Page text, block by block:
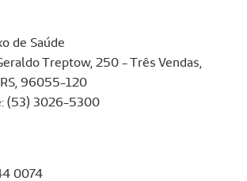
de Saúde
Treptow, 250 - Três Vendas,
96055-120
(53) 3026-5300
0074